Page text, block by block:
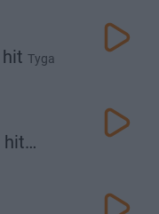
hit Tyga
hit